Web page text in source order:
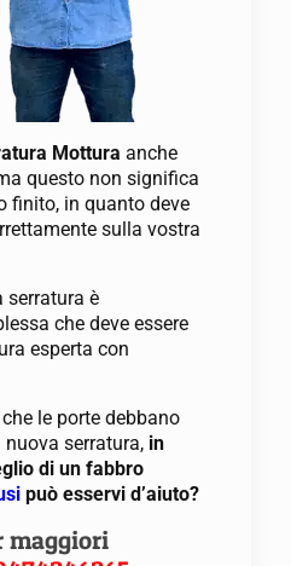
Mottura anche
questo non significa
finito, in quanto deve
sulla vostra
serratura è
che deve essere
esperta con
le porte debbano
serratura, in
di un fabbro
può esservi d’aiuto?
maggiori